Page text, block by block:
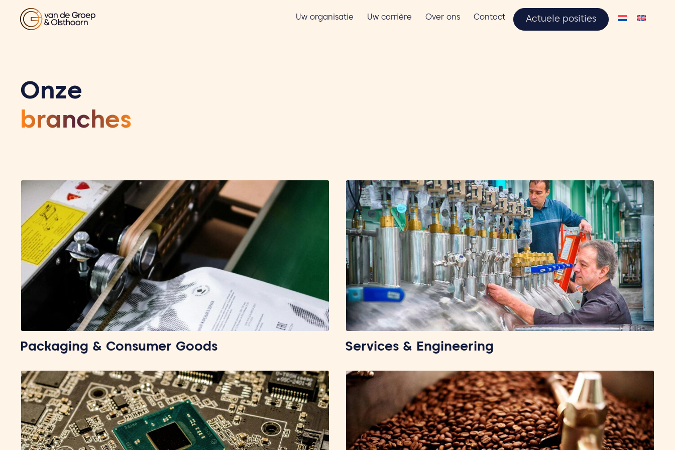
Uw organisatie Uw carrière Over ons Contact Actuele posities
Onze
branches
Packaging & Consumer Goods Services & Engineering